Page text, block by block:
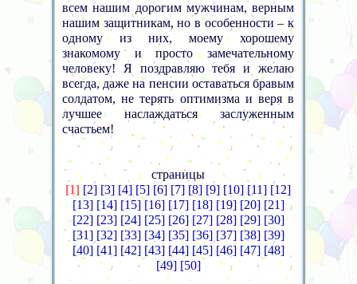
всем нашим дорогим мужчинам, верным
нашим защитникам, но в особенности – к
одному из них, моему хорошему
знакомому и просто замечательному
человеку! Я поздравляю тебя и желаю
всегда, даже на пенсии оставаться бравым
солдатом, не терять оптимизма и веря в
лучшее наслаждаться заслуженным
счастьем!
страницы
[1] [2] [3] [4] [5] [6] [7] [8] [9] [10] [11] [12]
[13] [14] [15] [16] [17] [18] [19] [20] [21]
[22] [23] [24] [25] [26] [27] [28] [29] [30]
[31] [32] [33] [34] [35] [36] [37] [38] [39]
[40] [41] [42] [43] [44] [45] [46] [47] [48]
[49] [50]